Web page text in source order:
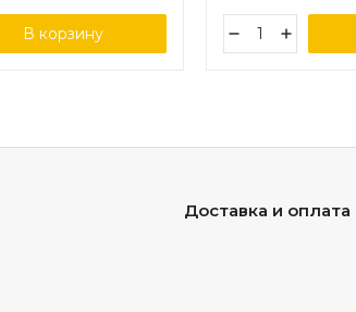
В корзину
Доставка и оплата